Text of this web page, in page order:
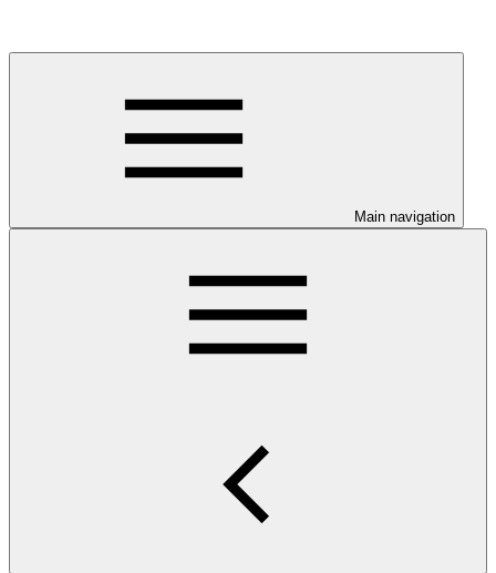
Main navigation